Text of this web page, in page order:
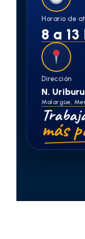
Horario de
8 a 13
Dirección
N.
Malargüe,
más